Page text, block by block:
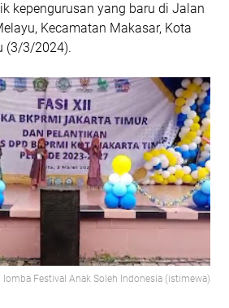
kepengurusan yang baru di Jalan
Kecamatan Makasar, Kota
(3/3/2024).
Festival Anak Soleh Indonesia (istimewa)